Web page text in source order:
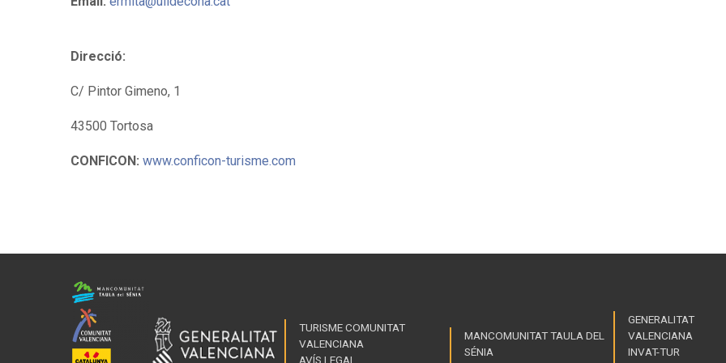
Direcció:
C/ Pintor Gimeno, 1
43500 Tortosa
CONFICON: www.conficon-turisme.com
TURISME COMUNITAT
VALENCIANA
AVÍS LEGAL
MANCOMUNITAT TAULA DEL
SÉNIA
Enllaços
GENERALITAT
VALENCIANA
INVAT-TUR